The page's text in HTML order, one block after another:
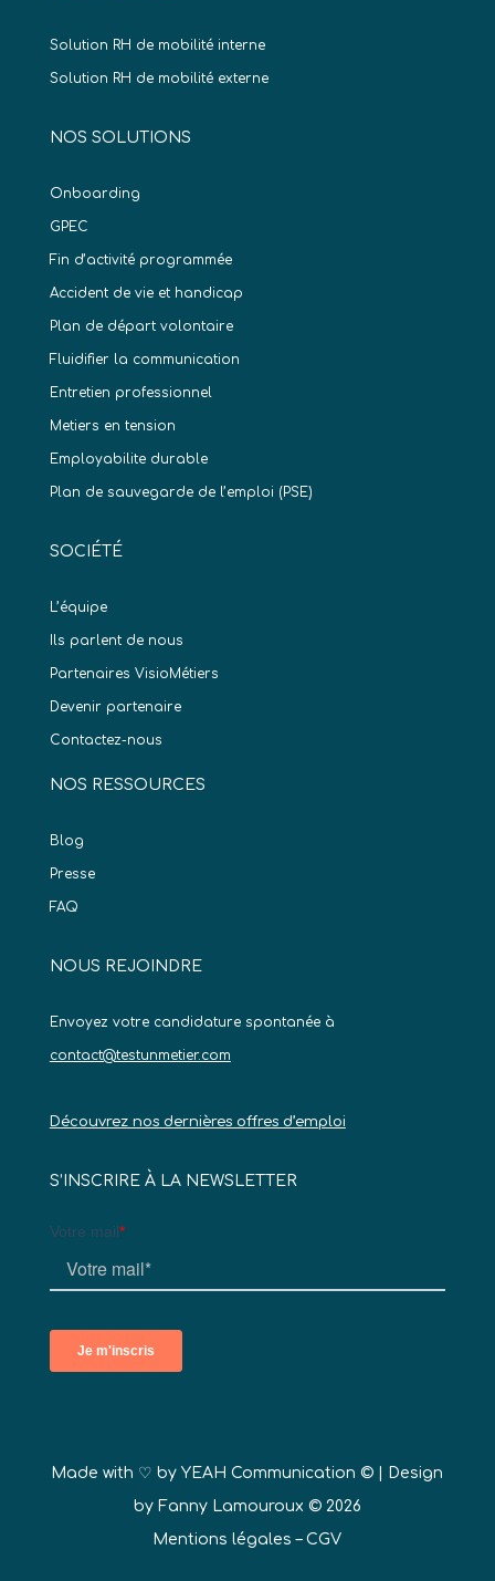
Solution RH de mobilité interne
Solution RH de mobilité externe
NOS SOLUTIONS
Onboarding
GPEC
Fin d’activité programmée
Accident de vie et handicap
Plan de départ volontaire
Fluidifier la communication
Entretien professionnel
Metiers en tension
Employabilite durable
Plan de sauvegarde de l’emploi (PSE)
SOCIÉTÉ
L’équipe
Ils parlent de nous
Partenaires VisioMétiers
Devenir partenaire
Contactez-nous
NOS RESSOURCES
Blog
Presse
FAQ
NOUS REJOINDRE
Envoyez votre candidature spontanée à
contact@testunmetier.com
Découvrez nos dernières offres d’emploi
S’INSCRIRE À LA NEWSLETTER
Made with ♡ byYEAH Communication © | Design
by Fanny Lamouroux © 2026
Mentions légales –CGV